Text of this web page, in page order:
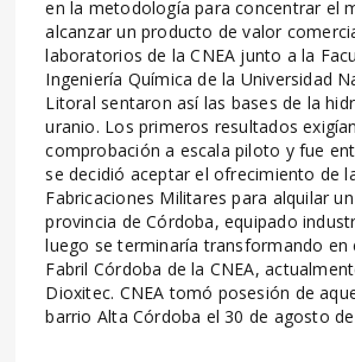
en la metodología para concentrar el
alcanzar un producto de valor
laboratorios de la CNEA junto a la
Ingeniería Química de la Universidad
Litoral sentaron así las bases de la
uranio. Los primeros resultados
comprobación a escala piloto y fue
se decidió aceptar el ofrecimiento de
Fabricaciones Militares para alquilar
provincia de Córdoba, equipado
luego se terminaría transformando en
Fabril Córdoba de la CNEA,
Dioxitec. CNEA tomó posesión de
barrio Alta Córdoba el 30 de agosto